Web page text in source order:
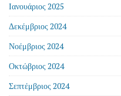
Ιανουάριος 2025
Δεκέμβριος 2024
Νοέμβριος 2024
Οκτώβριος 2024
Σεπτέμβριος 2024